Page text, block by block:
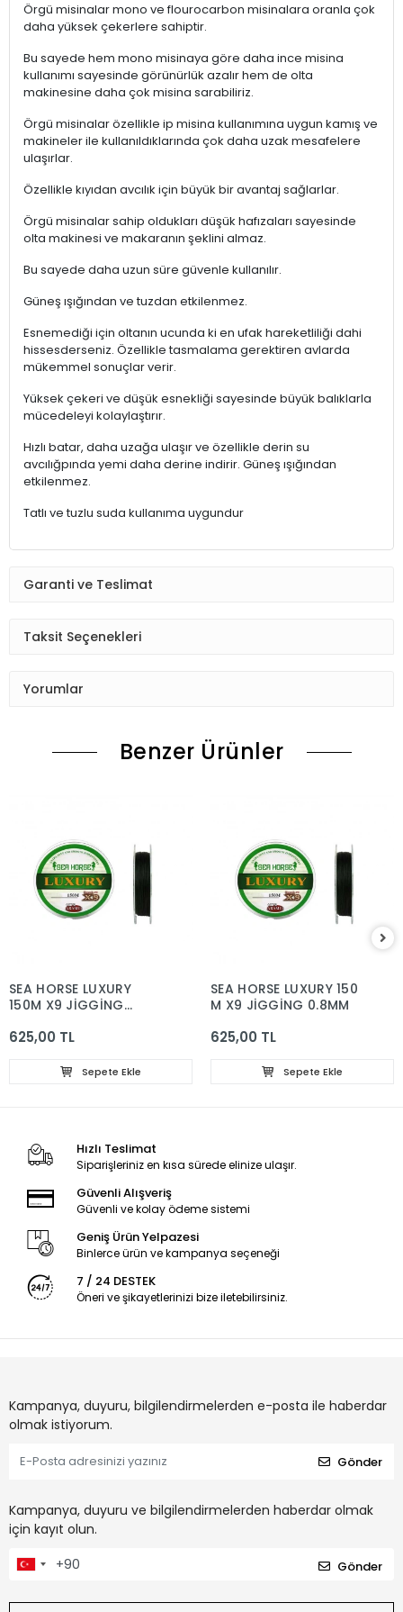
Örgü misinalar mono ve flourocarbon misinalara oranla çok
daha yüksek çekerlere sahiptir.
Bu sayede hem mono misinaya göre daha ince misina
kullanımı sayesinde görünürlük azalır hem de olta
makinesine daha çok misina sarabiliriz.
Örgü misinalar özellikle ip misina kullanımına uygun kamış ve
makineler ile kullanıldıklarında çok daha uzak mesafelere
ulaşırlar.
Özellikle kıyıdan avcılık için büyük bir avantaj sağlarlar.
Örgü misinalar sahip oldukları düşük hafızaları sayesinde
olta makinesi ve makaranın şeklini almaz.
Bu sayede daha uzun süre güvenle kullanılır.
Güneş ışığından ve tuzdan etkilenmez.
Esnemediği için oltanın ucunda ki en ufak hareketliliği dahi
hissesderseniz. Özellikle tasmalama gerektiren avlarda
mükemmel sonuçlar verir.
Yüksek çekeri ve düşük esnekliği sayesinde büyük balıklarla
mücedeleyi kolaylaştırır.
Hızlı batar, daha uzağa ulaşır ve özellikle derin su
avcılığpında yemi daha derine indirir. Güneş ışığından
etkilenmez.
Tatlı ve tuzlu suda kullanıma uygundur
Garanti ve Teslimat
Taksit Seçenekleri
Yorumlar
Benzer Ürünler
SEA HORSE LUXURY
150M X9 JİGGİNG
625,00 TL
Sepete Ekle
SEA HORSE LUXURY 150
M X9 JİGGİNG 0.8MM
625,00 TL
Sepete Ekle
Hızlı Teslimat
Siparişleriniz en kısa sürede elinize ulaşır.
Güvenli Alışveriş
Güvenli ve kolay ödeme sistemi
Geniş Ürün Yelpazesi
Binlerce ürün ve kampanya seçeneği
7 / 24 DESTEK
Öneri ve şikayetlerinizi bize iletebilirsiniz.
Kampanya, duyuru, bilgilendirmelerden e-posta ile haberdar
olmak istiyorum.
Gönder
Kampanya, duyuru ve bilgilendirmelerden haberdar olmak
için kayıt olun.
Gönder